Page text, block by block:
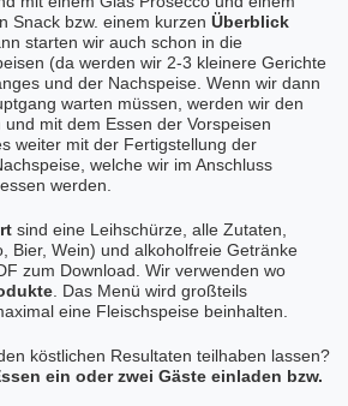
Snack bzw. einem kurzen Überblick
starten wir auch schon in die
(da werden wir 2-3 kleinere Gerichte
und der Nachspeise. Wenn wir dann
warten müssen, werden wir den
mit dem Essen der Vorspeisen
weiter mit der Fertigstellung der
welche wir im Anschluss
werden.
sind eine Leihschürze, alle Zutaten,
Bier, Wein) und alkoholfreie Getränke
zum Download. Wir verwenden wo
. Das Menü wird großteils
eine Fleischspeise beinhalten.
köstlichen Resultaten teilhaben lassen?
ein oder zwei Gäste einladen bzw.